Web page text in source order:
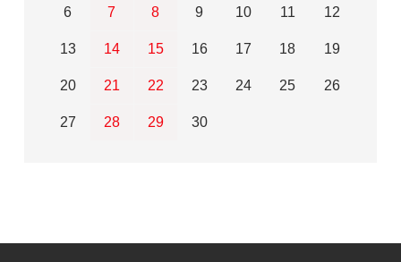
6 7 8 9 10 11 12
13 14 15 16 17 18 19
20 21 22 23 24 25 26
27 28 29 30